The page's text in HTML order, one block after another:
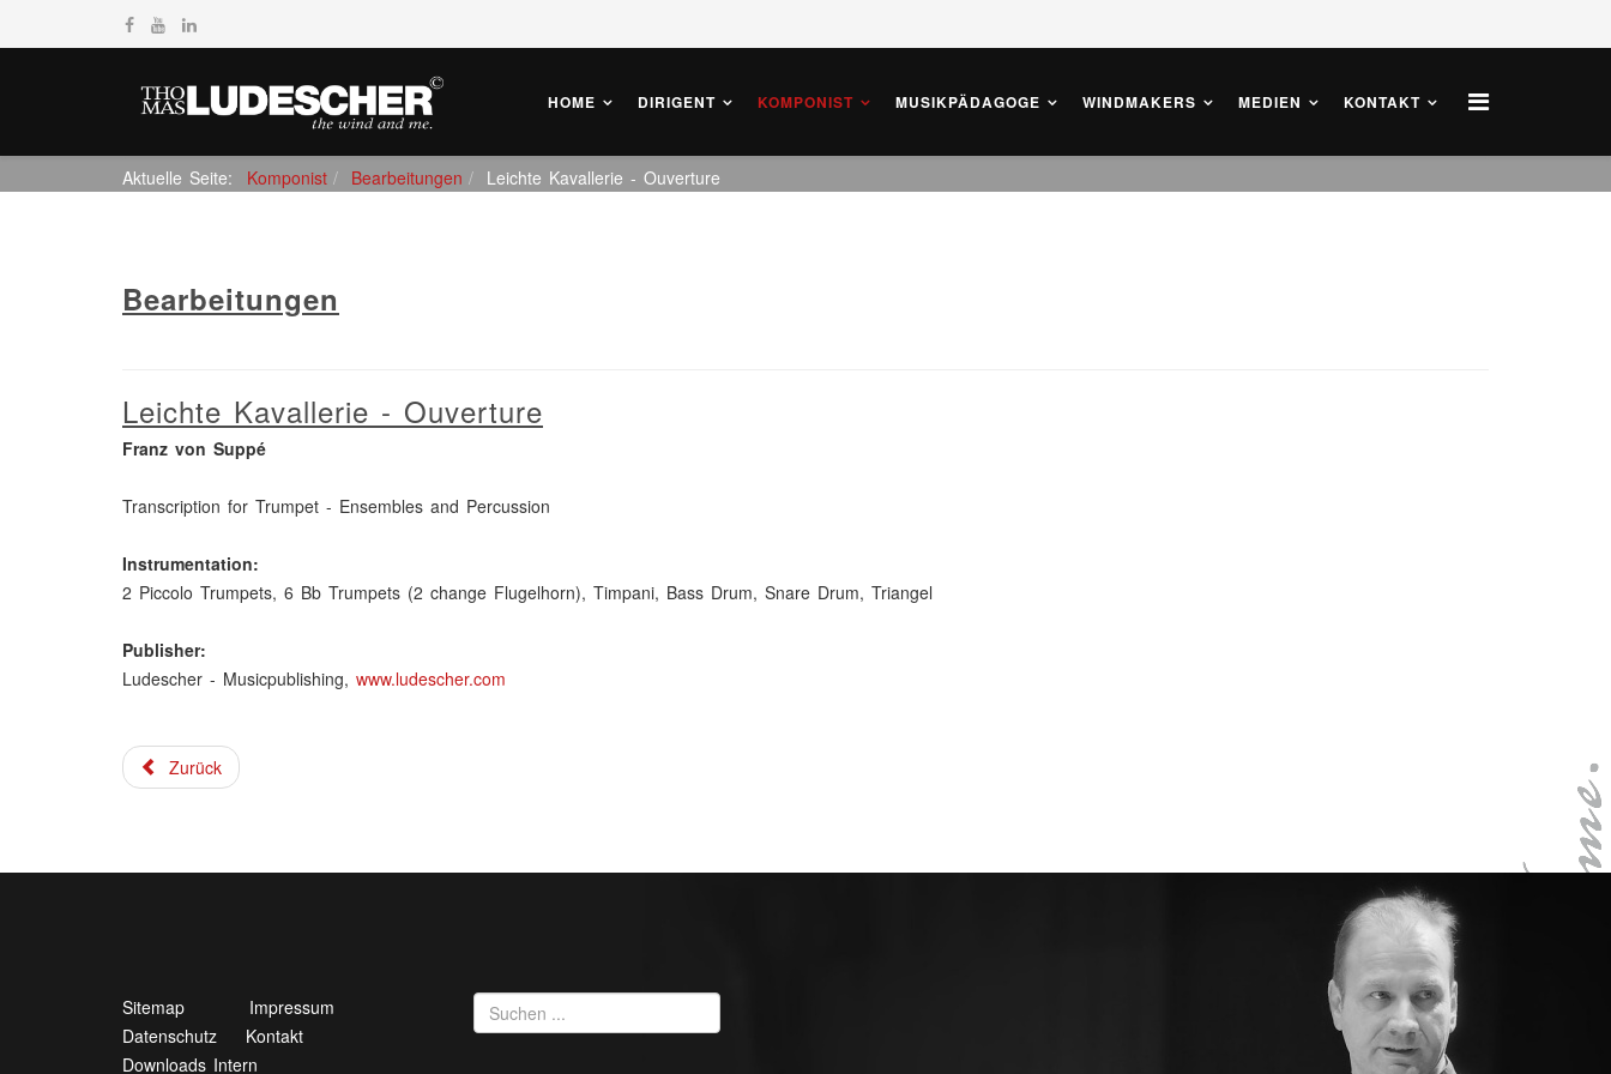
HOME DIRIGENT KOMPONIST MUSIKPÄDAGOGE WINDMAKERS MEDIEN KONTAKT
Aktuelle Seite: Komponist Bearbeitungen Leichte Kavallerie - Ouverture
Bearbeitungen
Leichte Kavallerie - Ouverture
Franz von Suppé
Transcription for Trumpet - Ensembles and Percussion
Instrumentation:
2 Piccolo Trumpets, 6 Bb Trumpets (2 change Flugelhorn), Timpani, Bass Drum, Snare Drum, Triangel
Publisher:
Ludescher - Musicpublishing, www.ludescher.com
Zurück
Sitemap
Impressum
Datenschutz
Kontakt
Downloads Intern